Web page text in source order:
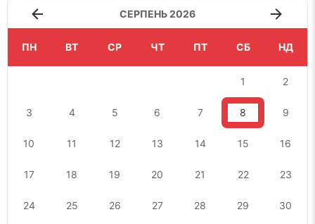
СЕРПЕНЬ 2026
ПН ВТ СР ЧТ ПТ СБ НД
1 2
3 4 5 6 7 8 9
10 11 12 13 14 15 16
17 18 19 20 21 22 23
24 25 26 27 28 29 30